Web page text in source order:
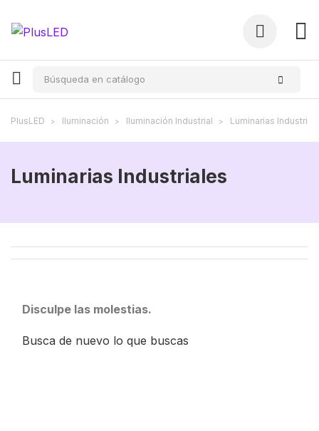
PlusLED Iluminación Iluminación Industrial Luminarias
Luminarias Industriales
Disculpe las molestias.
Busca de nuevo lo que buscas